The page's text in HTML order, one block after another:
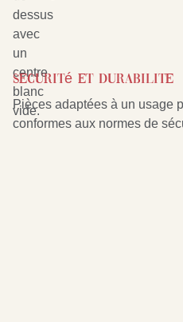
SEcurité et durabilitE
Pièces adaptées à un usage
conformes aux normes de